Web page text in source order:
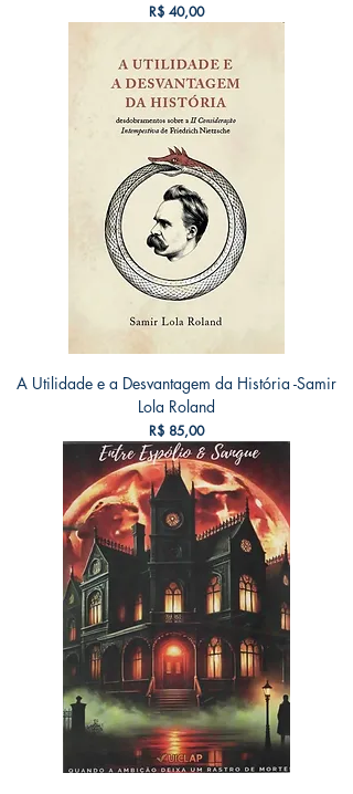
Preço
R$ 40,00
A Utilidade e a Desvantagem da História -Samir
Lola Roland
Preço
R$ 85,00